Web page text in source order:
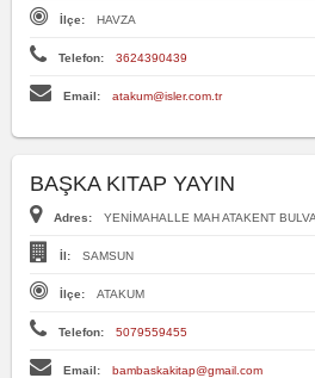
İlçe: HAVZA
Telefon: 3624390439
Email: atakum@isler.com.tr
BAŞKA KITAP YAYIN
Adres: YENİMAHALLE MAH ATAKENT
İl: SAMSUN
İlçe: ATAKUM
Telefon: 5079559455
Email: bambaskakitap@gmail.com